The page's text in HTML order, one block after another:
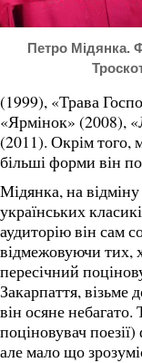
Петро Мідянка.
(1999), «Трава
«Ярмінок» (2008),
(2011). Окрім того,
більші форми він
Мідянка, на
українських
аудиторію він сам
відмежовуючи тих,
пересічний
Закарпаття,
він осяне
поціновувач
але мало що